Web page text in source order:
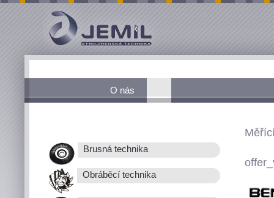
O nás
Brusná technika
Obráběcí technika